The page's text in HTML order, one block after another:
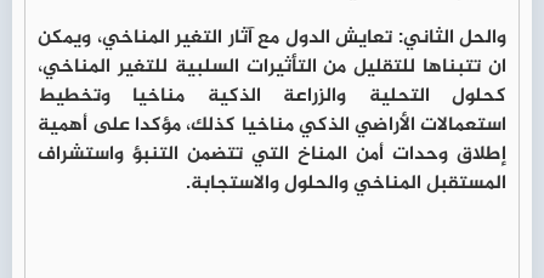
والحل الثاني: تعايش الدول مع آثار التغير المناخي، ويمكن
ان تتبناها للتقليل من التأثيرات السلبية للتغير المناخي،
كحلول التحلية والزراعة الذكية مناخيا وتخطيط
استعمالات الأراضي الذكي مناخيا كذلك، مؤكدا على أهمية
إطلاق وحدات أمن المناخ التي تتضمن التنبؤ واستشراف
المستقبل المناخي والحلول والاستجابة.